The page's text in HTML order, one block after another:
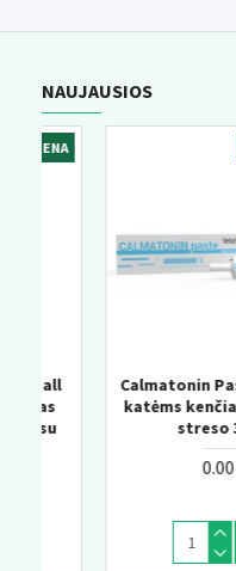
NAUJAUSIOS
nuo
Churu Salmon
Senior kreminis
katėms
0.00 €